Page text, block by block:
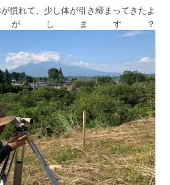
慣れて、少し体が引き締まってきたよ
します？